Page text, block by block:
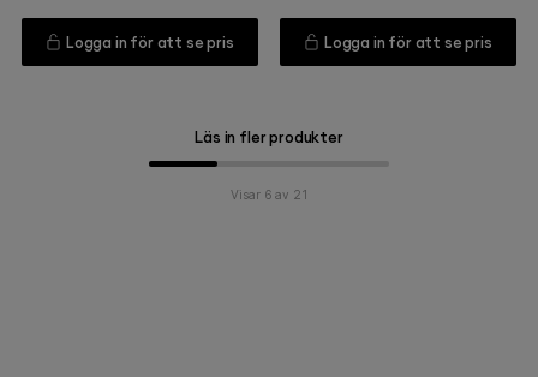
Logga in för att se pris Logga in för att se pris
Läs in fler produkter
Visar 6 av 21